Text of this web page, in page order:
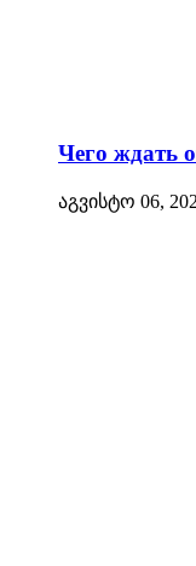
Чего ждать
აგვისტო 06,